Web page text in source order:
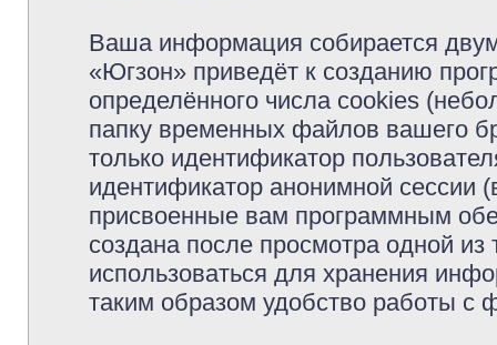
Ваша информация собирается
«Югзон» приведёт к созданию
определённого числа cookies
папку временных файлов вашего
только идентификатор
идентификатор анонимной сессии
присвоенные вам программным
создана после просмотра одной
использоваться для хранения
таким образом удобство работы с